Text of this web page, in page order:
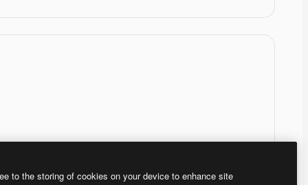
to the storing of cookies on your device to enhance site